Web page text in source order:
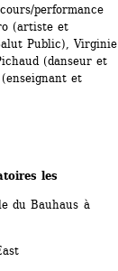
performance
(artiste et
Public), Virginie
(danseur et
et
les
du Bauhaus à